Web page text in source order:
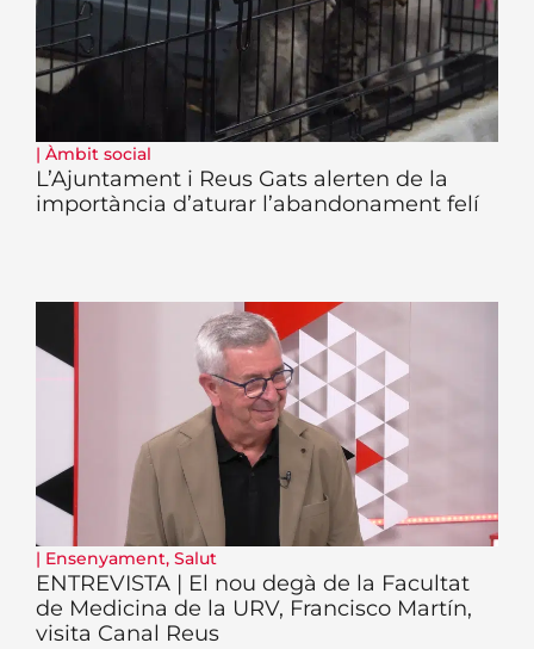
| Àmbit social
L’Ajuntament i Reus Gats alerten de la
importància d’aturar l’abandonament felí
| Ensenyament, Salut
ENTREVISTA | El nou degà de la Facultat
de Medicina de la URV, Francisco Martín,
visita Canal Reus